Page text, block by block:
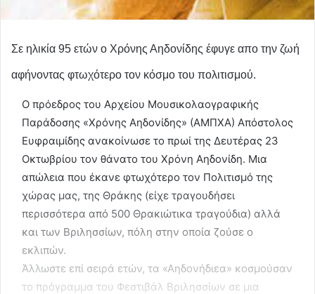
Σε ηλικία 95 ετών ο Χρόνης Αηδονίδης έφυγε απο την ζωή
αφήνοντας φτωχότερο τον κόσμο του πολιτισμού.
Ο πρόεδρος του Αρχείου Μουσικολαογραφικής
Παράδοσης «Χρόνης Αηδονίδης» (ΑΜΠΧΑ) Απόστολος
Ευφραιμίδης ανακοίνωσε το πρωί της Δευτέρας 23
Οκτωβρίου τον θάνατο του Χρόνη Αηδονίδη. Μια
απώλεια που έκανε φτωχότερο τον Πολιτισμό της
χώρας μας, της Θράκης (είχε τραγουδήσει
περισσότερα από 500 Θρακιώτικα τραγούδια) αλλά
και των Βριλησσίων, πόλη στην οποία ζούσε ο
εκλιπών.
Άλλωστε επί σειρά ετών, τα «Αηδονήδιεα» κοσμούσαν
το πρόγραμμα του Φεστιβάλ Βριλησσίων σε μια